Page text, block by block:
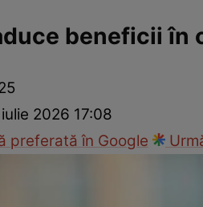
beneficii în
2026 17:08
preferată în Google